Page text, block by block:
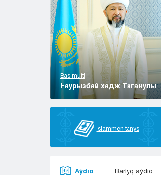
Bas mufti
Наурызбай хадж Таганулы
Islammen tanys
Aýdıo Barlyq aýdıo